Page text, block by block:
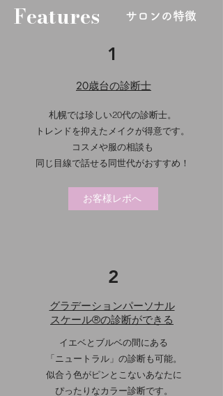
Features ​サロンの特徴
20歳台の診断士
札幌では珍しい20代の診断士。
トレンドを抑えたメイクが得意です。
​コスメや服の相談も
​同じ目線で話せる同世代がおすすめ！
お客様レポへ
1
2
​グラデーションパーソナル
スケール®の診断ができる
イエベとブルベの間にある
「ニュートラル」の診断も可能。
似合う色がピンとこないあなたに
​ぴったりなカラー診断です。